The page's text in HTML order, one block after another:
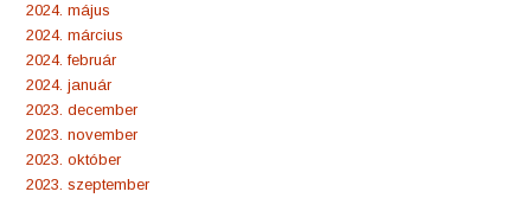
2024. május
2024. március
2024. február
2024. január
2023. december
2023. november
2023. október
2023. szeptember